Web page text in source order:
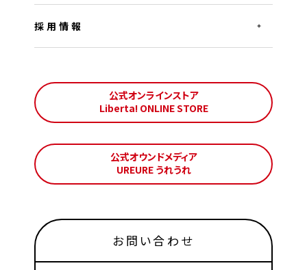
採用情報
公式オンラインストア
Liberta! ONLINE STORE
公式オウンドメディア
UREURE うれうれ
お問い合わせ